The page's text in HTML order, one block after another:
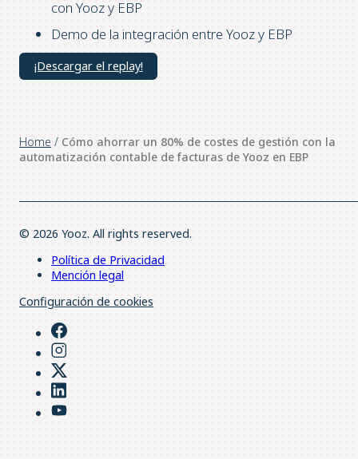
con Yooz y EBP
Demo de la integración entre Yooz y EBP
¡Descargar el replay!
Home / Cómo ahorrar un 80% de costes de gestión con la
automatización contable de facturas de Yooz en EBP
© 2026 Yooz. All rights reserved.
Política de Privacidad
Mención legal
Configuración de cookies